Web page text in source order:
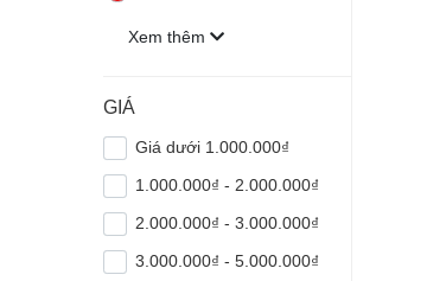
Xem thêm
GIÁ
Giá dưới 1.000.000₫
1.000.000₫ - 2.000.000₫
2.000.000₫ - 3.000.000₫
3.000.000₫ - 5.000.000₫